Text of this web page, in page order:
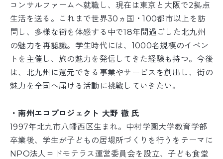
コンサルファームへ就職し、現在は東京と大阪で2拠点
生活を送る。これまで世界30ヵ国・100都市以上を訪
問し、多様な街を体感する中で18年間過ごした北九州
の魅力を再認識。学生時代には、1000名規模のイベン
トを主催し、旅の魅力を発信してきた経験も持つ。今後
は、北九州に還元できる事業やサービスを創出し、街の
魅力を全国へ届ける活動に挑戦していきたい。
・南州エコプロジェクト 大野 徹 氏
1997年北九市八幡西区生まれ。中村学園大学教育学部
卒業後、学生が子どもの居場所づくりを行うをテーマに
NPO法人コドモテラス運営委員会を設立、子ども食堂